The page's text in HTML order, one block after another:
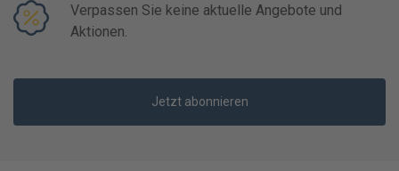
Verpassen Sie keine aktuelle Angebote und
Aktionen.
Jetzt abonnieren